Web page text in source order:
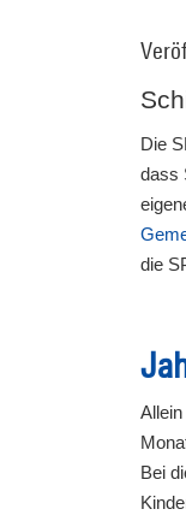
Die
dass
die
Bei